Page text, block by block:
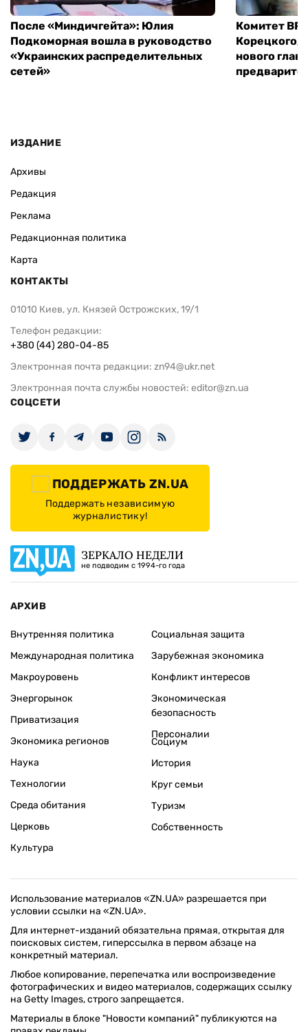
После «Миндичгейта»: Юлия
Подкоморная вошла в руководство
«Украинских распределительных
сетей»
Комитет ВР
Корецкого,
нового
ИЗДАНИЕ
Архивы
Редакция
Реклама
Редакционная политика
Карта
КОНТАКТЫ
01010 Киев, ул. Князей Острожских, 19/1
Телефон редакции:
+380 (44) 280-04-85
Электронная почта редакции: zn94@ukr.net
Электронная почта службы новостей: editor@zn.ua
СОЦСЕТИ
ПОДДЕРЖАТЬ ZN.UA
Поддержать независимую
журналистику!
ЗЕРКАЛО НЕДЕЛИ
не подводим с 1994-го года
АРХИВ
Внутренняя политика
Международная политика
Макроуровень
Энергорынок
Приватизация
Экономика регионов
Социальная защита
Зарубежная экономика
Конфликт интересов
Экономическая
безопасность
Персоналии
Наука
Технологии
Среда обитания
Церковь
Культура
Социум
История
Круг семьи
Туризм
Собственность
Использование материалов «ZN.UA» разрешается при
условии ссылки на «ZN.UA».
Для интернет-изданий обязательна прямая, открытая для
поисковых систем, гиперссылка в первом абзаце на
конкретный материал.
Любое копирование, перепечатка или воспроизведение
фотографических и видео материалов, содержащих ссылку
на Getty Images, строго запрещается.
Материалы в блоке "Новости компаний" публикуются на